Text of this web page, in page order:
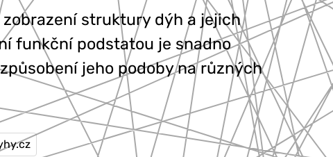
struktury dýh a jejich
funkční podstatou je snadno
jeho podoby na různých